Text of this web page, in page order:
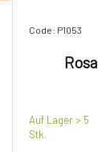
Code: P1053
Auf Lager > 5
Stk.